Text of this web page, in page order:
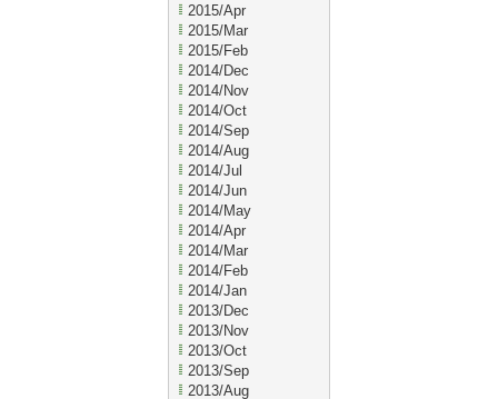
2015/Apr
2015/Mar
2015/Feb
2014/Dec
2014/Nov
2014/Oct
2014/Sep
2014/Aug
2014/Jul
2014/Jun
2014/May
2014/Apr
2014/Mar
2014/Feb
2014/Jan
2013/Dec
2013/Nov
2013/Oct
2013/Sep
2013/Aug